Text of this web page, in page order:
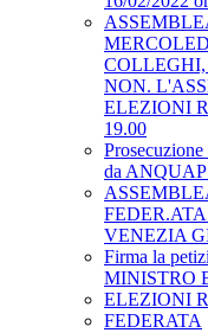
NON.
ELEZIONI
19.00
da ANQUAP
VENEZIA
Firma la
MINISTRO
ELEZIONI
FEDERATA